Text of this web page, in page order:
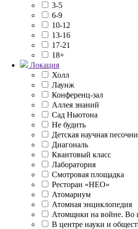
3-5
6-9
10-12
13-16
17-21
18+
Локация
Холл
Лаунж
Конференц-зал
Аллея знаний
Сад Ньютона
Не будить
Детская научная
Диагональ
Квантовый класс
Лаборатория
Смотровая площадка
Ресторан «НЕО»
Атомариум
Атомная энциклопедия
Атомщики на войне. Во
В центре науки и